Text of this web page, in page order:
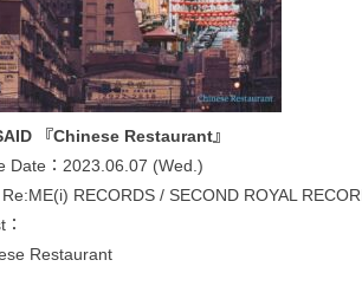
『Chinese Restaurant』
Date：2023.06.07 (Wed.)
RECORDS / SECOND ROYAL
Restaurant